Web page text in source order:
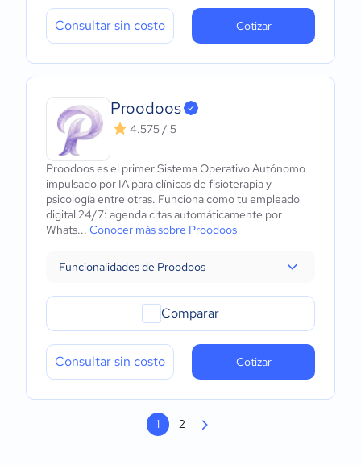
Consultar sin costo Cotizar
Proodoos
4.575 / 5
Proodoos es el primer Sistema Operativo Autónomo
impulsado por IA para clínicas de fisioterapia y
psicología entre otras. Funciona como tu empleado
digital 24/7: agenda citas automáticamente por
Whats... Conocer más sobre Proodoos
Funcionalidades de Proodoos
Comparar
Consultar sin costo Cotizar
1 2